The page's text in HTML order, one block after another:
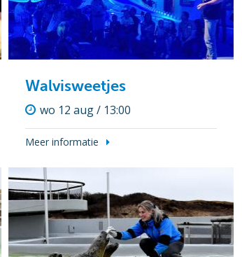
Walvisweetjes
wo 12 aug / 13:00
Meer informatie